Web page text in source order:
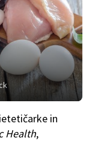
in
Health,